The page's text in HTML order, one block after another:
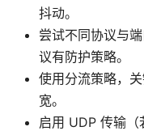
抖动。
尝试不同协议与
议有防护策略。
使用分流策略，
宽。
启用 UDP 传输（